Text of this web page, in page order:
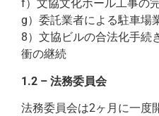
f）文協文化ホール工事の
g）委託業者による駐車場
8）文協ビルの合法化手続
衝の継続
1.2 – 法務委員会
法務委員会は2ヶ月に一度